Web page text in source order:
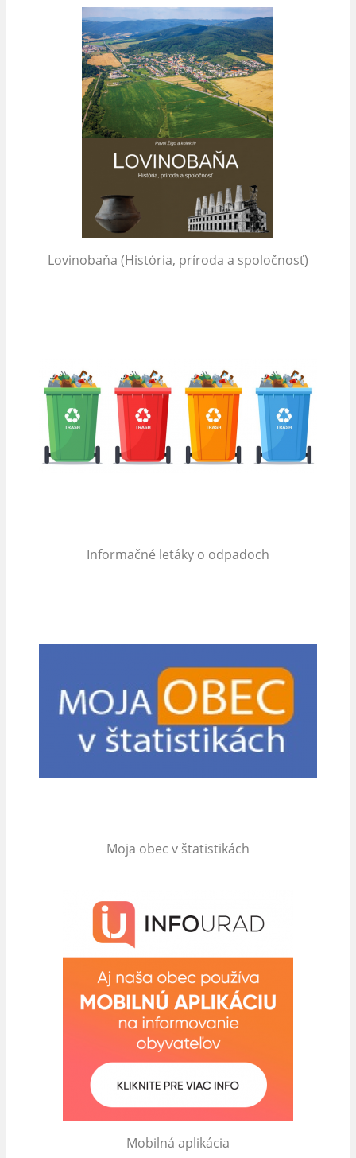
Lovinobaňa (História, príroda a spoločnosť)
Informačné letáky o odpadoch
Moja obec v štatistikách
Mobilná aplikácia